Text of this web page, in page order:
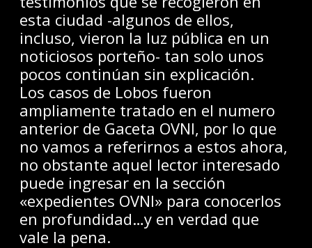
esta ciudad -algunos de ellos,
incluso, vieron la luz pública en un
noticiosos porteño- tan solo unos
pocos continúan sin explicación.
Los casos de Lobos fueron
ampliamente tratado en el numero
anterior de Gaceta OVNI, por lo que
no vamos a referirnos a estos ahora,
no obstante aquel lector interesado
puede ingresar en la sección
«expedientes OVNI» para conocerlos
en profundidad…y en verdad que
vale la pena.